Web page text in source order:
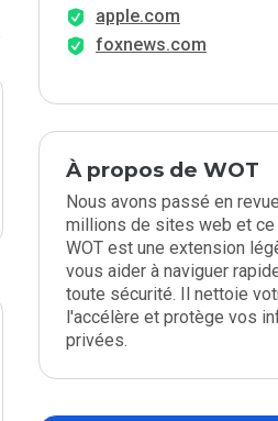
apple.com
foxnews.com
À propos de WOT
Nous avons passé en
millions de sites web et ce
WOT est une extension
vous aider à naviguer
toute sécurité. Il nettoie
l'accélère et protège vos
privées.